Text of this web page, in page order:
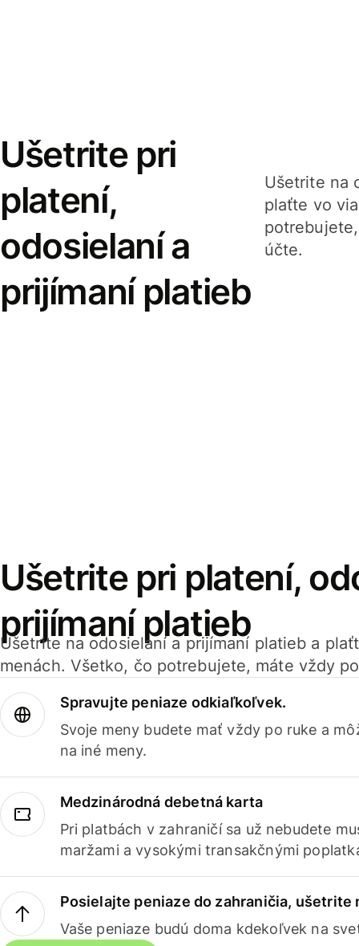
Ušetrite pri
platení,
odosielaní a
prijímaní platieb
Ušetrite na
plaťte vo
účte.
Ušetrite pri platení,
prijímaní platieb
Ušetrite na odosielaní a prijímaní platieb a
menách. Všetko, čo potrebujete, máte vždy
Spravujte peniaze odkiaľkoľvek.
Svoje meny budete mať vždy po ruke a
na iné meny.
Medzinárodná debetná karta
Pri platbách v zahraničí sa už nebudete
maržami a vysokými transakčnými
Posielajte peniaze do zahraničia, ušetrite
Vaše peniaze budú doma kdekoľvek na